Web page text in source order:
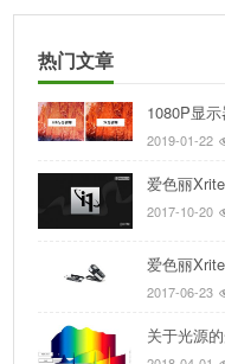
热门文章
1080P显
2019-01-22
爱色丽
2017-10-20
爱色丽
2017-06-23
关于光源